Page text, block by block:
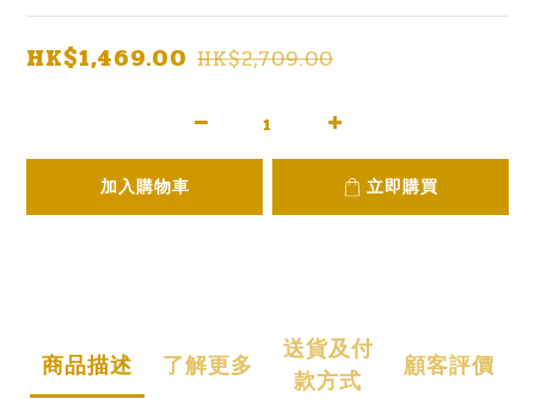
HK$1,469.00 HK$2,709.00
加入購物車 立即購買
商品描述 了解更多
送貨及付
款方式
顧客評價